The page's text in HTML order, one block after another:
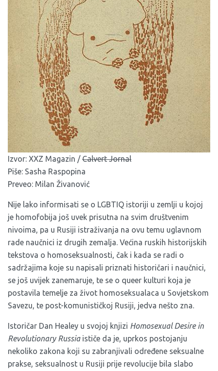
Izvor: XXZ Magazin / Calvert Jornal
Piše: Sasha Raspopina
Preveo: Milan Živanović
Nije lako informisati se o LGBTIQ istoriji u zemlji u kojoj
je homofobija još uvek prisutna na svim društvenim
nivoima, pa u Rusiji istraživanja na ovu temu uglavnom
rade naučnici iz drugih zemalja. Većina ruskih historijskih
tekstova o homoseksualnosti, čak i kada se radi o
sadržajima koje su napisali priznati historičari i naučnici,
se još uvijek zanemaruje, te se o queer kulturi koja je
postavila temelje za život homoseksualaca u Sovjetskom
Savezu, te post-komunističkoj Rusiji, jedva nešto zna.
Istoričar Dan Healey u svojoj knjizi Homosexual Desire in
Revolutionary Russiaističe da je, uprkos postojanju
nekoliko zakona koji su zabranjivali određene seksualne
prakse, seksualnost u Rusiji prije revolucije bila slabo